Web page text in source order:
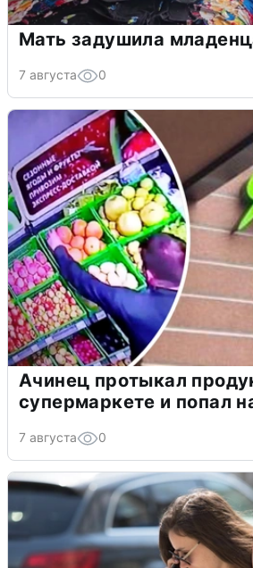
Мать задушила
7 августа 0
Ачинец протыкал
супермаркете и попал
7 августа 0